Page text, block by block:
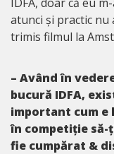
atunci și practic nu
trimis filmul la
– Având în
bucură IDFA,
important cum e
în competiție să-
fie cumpărat &